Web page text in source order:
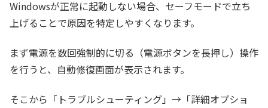
Windowsが正常に起動しない場合、セーフモードで立ち
上げることで原因を特定しやすくなります。
まず電源を数回強制的に切る（電源ボタンを長押し）操作
を行うと、自動修復画面が表示されます。
そこから「トラブルシューティング」→「詳細オプショ